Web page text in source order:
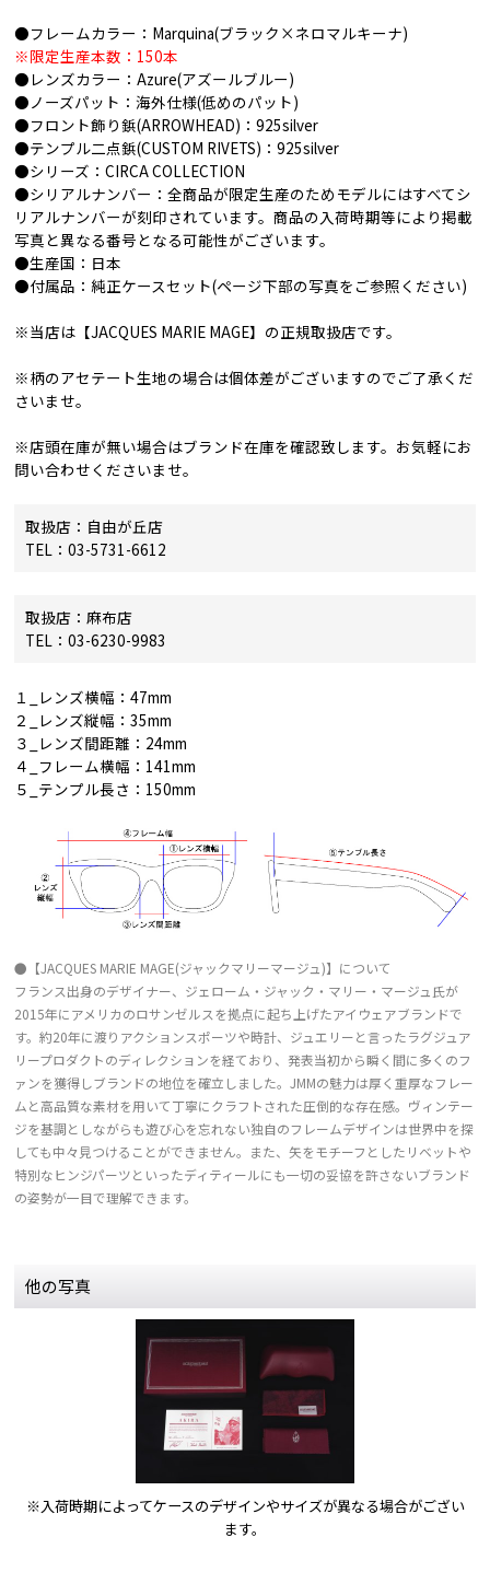
●フレームカラー：Marquina(ブラック×ネロマルキーナ)
※限定生産本数：150本
●レンズカラー：Azure(アズールブルー)
●ノーズパット：海外仕様(低めのパット)
●フロント飾り鋲(ARROWHEAD)：925silver
●テンプル二点鋲(CUSTOM RIVETS)：925silver
●シリーズ：CIRCA COLLECTION
●シリアルナンバー：全商品が限定生産のためモデルにはすべてシ
リアルナンバーが刻印されています。商品の入荷時期等により掲載
写真と異なる番号となる可能性がございます。
●生産国：日本
●付属品：純正ケースセット(ページ下部の写真をご参照ください)
※当店は【JACQUES MARIE MAGE】の正規取扱店です。
※柄のアセテート生地の場合は個体差がございますのでご了承くだ
さいませ。
※店頭在庫が無い場合はブランド在庫を確認致します。お気軽にお
問い合わせくださいませ。
取扱店：自由が丘店
TEL：03-5731-6612
取扱店：麻布店
TEL：03-6230-9983
１_レンズ横幅：47mm
２_レンズ縦幅：35mm
３_レンズ間距離：24mm
４_フレーム横幅：141mm
５_テンプル長さ：150mm
●【JACQUES MARIE MAGE(ジャックマリーマージュ)】について
フランス出身のデザイナー、ジェローム・ジャック・マリー・マージュ氏が
2015年にアメリカのロサンゼルスを拠点に起ち上げたアイウェアブランドで
す。約20年に渡りアクションスポーツや時計、ジュエリーと言ったラグジュア
リープロダクトのディレクションを経ており、発表当初から瞬く間に多くのフ
ァンを獲得しブランドの地位を確立しました。JMMの魅力は厚く重厚なフレー
ムと高品質な素材を用いて丁寧にクラフトされた圧倒的な存在感。ヴィンテー
ジを基調としながらも遊び心を忘れない独自のフレームデザインは世界中を探
しても中々見つけることができません。また、矢をモチーフとしたリベットや
特別なヒンジパーツといったディティールにも一切の妥協を許さないブランド
の姿勢が一目で理解できます。
他の写真
※入荷時期によってケースのデザインやサイズが異なる場合がござい
ます。